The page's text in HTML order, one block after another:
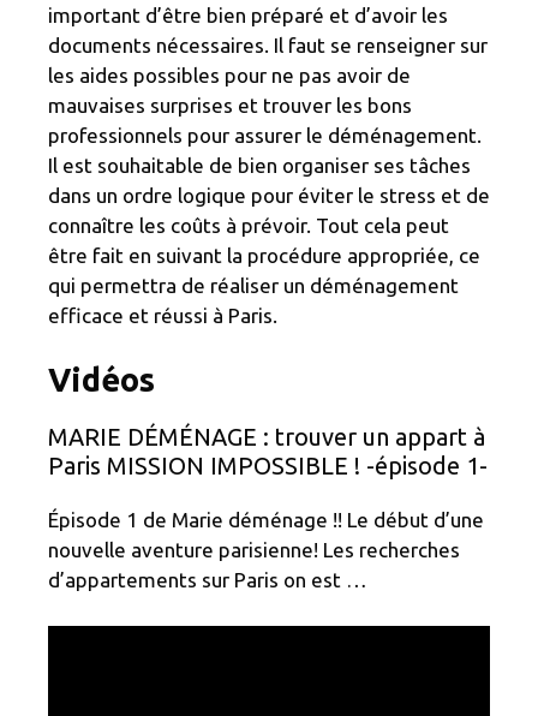
important d’être bien préparé et d’avoir les
documents nécessaires. Il faut se renseigner sur
les aides possibles pour ne pas avoir de
mauvaises surprises et trouver les bons
professionnels pour assurer le déménagement.
Il est souhaitable de bien organiser ses tâches
dans un ordre logique pour éviter le stress et de
connaître les coûts à prévoir. Tout cela peut
être fait en suivant la procédure appropriée, ce
qui permettra de réaliser un déménagement
efficace et réussi à Paris.
Vidéos
MARIE DÉMÉNAGE : trouver un appart à
Paris MISSION IMPOSSIBLE ! -épisode 1-
Épisode 1 de Marie déménage !! Le début d’une
nouvelle aventure parisienne! Les recherches
d’appartements sur Paris on est …